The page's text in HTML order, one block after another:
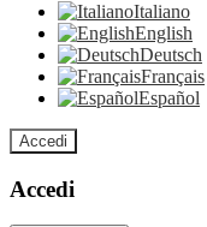
Italiano
English
Deutsch
Français
Español
Accedi
Accedi